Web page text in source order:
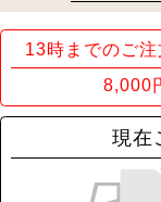
13時までのご
8,000
現在